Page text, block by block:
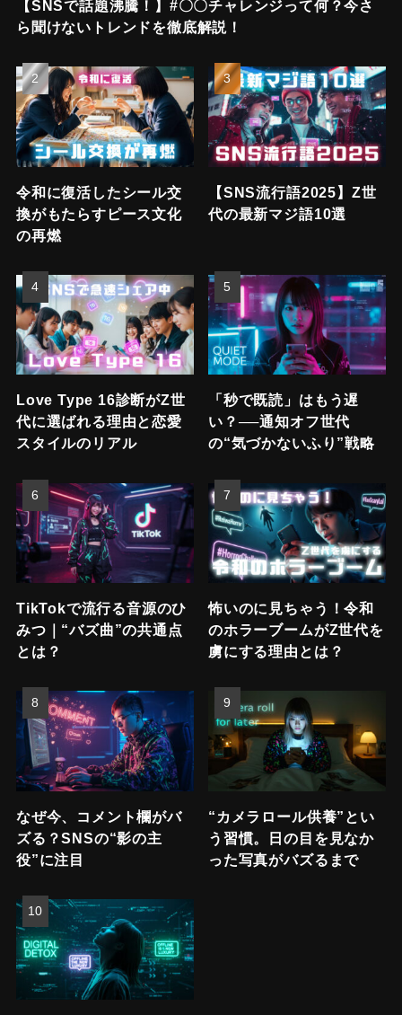
【SNSで話題沸騰！】#〇〇チャレンジって何？今さ
ら聞けないトレンドを徹底解説！
令和に復活したシール交
換がもたらすピース文化
の再燃
【SNS流行語2025】Z世
代の最新マジ語10選
Love Type 16診断がZ世
代に選ばれる理由と恋愛
スタイルのリアル
「秒で既読」はもう遅
い？──通知オフ世代
の“気づかないふり”戦略
TikTokで流行る音源のひ
みつ｜“バズ曲”の共通点
とは？
怖いのに見ちゃう！令和
のホラーブームがZ世代を
虜にする理由とは？
なぜ今、コメント欄がバ
ズる？SNSの“影の主
役”に注目
“カメラロール供養”とい
う習慣。日の目を見なか
った写真がバズるまで